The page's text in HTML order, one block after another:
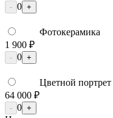
- 0 +
Фотокерамика
1 900 ₽
- 0 +
Цветной портрет
64 000 ₽
- 0 +